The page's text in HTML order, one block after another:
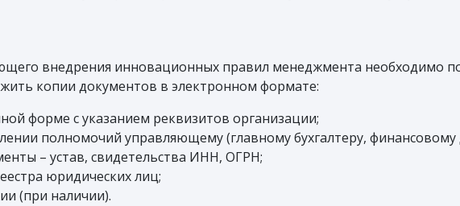
внедрения инновационных правил менеджмента необходимо
копии документов в электронном формате:
форме с указанием реквизитов организации;
полномочий управляющему (главному бухгалтеру, финансовому
– устав, свидетельства ИНН, ОГРН;
юридических лиц;
(при наличии).